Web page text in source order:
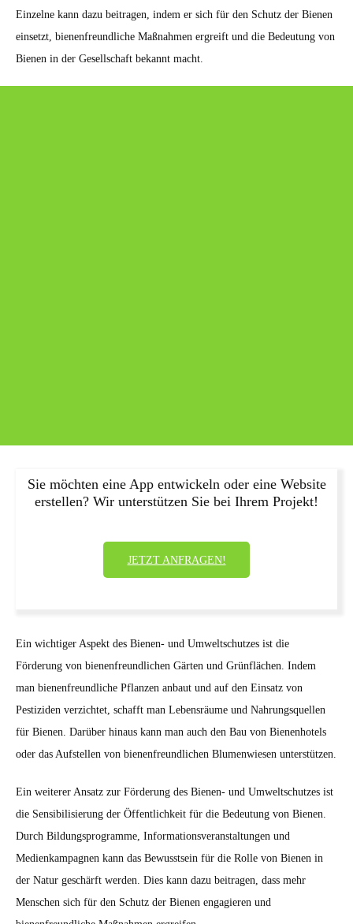
Einzelne kann dazu beitragen, indem er sich für den Schutz der Bienen
einsetzt, bienenfreundliche Maßnahmen ergreift und die Bedeutung von
Bienen in der Gesellschaft bekannt macht.
Sie möchten eine App entwickeln oder eine Website
erstellen? Wir unterstützen Sie bei Ihrem Projekt!
JETZT ANFRAGEN!
Ein wichtiger Aspekt des Bienen- und Umweltschutzes ist die
Förderung von bienenfreundlichen Gärten und Grünflächen. Indem
man bienenfreundliche Pflanzen anbaut und auf den Einsatz von
Pestiziden verzichtet, schafft man Lebensräume und Nahrungsquellen
für Bienen. Darüber hinaus kann man auch den Bau von Bienenhotels
oder das Aufstellen von bienenfreundlichen Blumenwiesen unterstützen.
Ein weiterer Ansatz zur Förderung des Bienen- und Umweltschutzes ist
die Sensibilisierung der Öffentlichkeit für die Bedeutung von Bienen.
Durch Bildungsprogramme, Informationsveranstaltungen und
Medienkampagnen kann das Bewusstsein für die Rolle von Bienen in
der Natur geschärft werden. Dies kann dazu beitragen, dass mehr
Menschen sich für den Schutz der Bienen engagieren und